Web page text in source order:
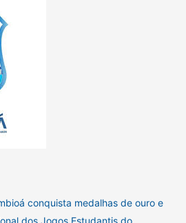
conquista medalhas de ouro e
dos Jogos Estudantis do